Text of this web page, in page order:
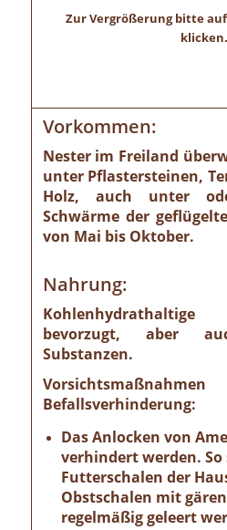
Zur Vergrößerung bitte
klicken.
Vorkommen:
Nester im Freiland
unter Pflastersteinen,
Holz, auch unter
Schwärme der
von Mai bis Oktober.
Nahrung:
bevorzugt, aber
Substanzen.
Befallsverhinderung:
Das Anlocken von
verhindert werden.
Futterschalen der
Obstschalen mit
regelmäßig geleert